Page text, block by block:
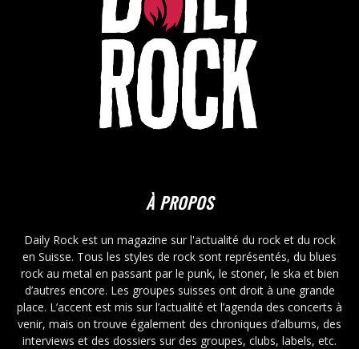
À PROPOS
Daily Rock est un magazine sur l'actualité du rock et du rock
en Suisse. Tous les styles de rock sont représentés, du blues
rock au metal en passant par le punk, le stoner, le ska et bien
d’autres encore. Les groupes suisses ont droit à une grande
place. L’accent est mis sur l’actualité et l’agenda des concerts à
venir, mais on trouve également des chroniques d’albums, des
interviews et des dossiers sur des groupes, clubs, labels, etc.